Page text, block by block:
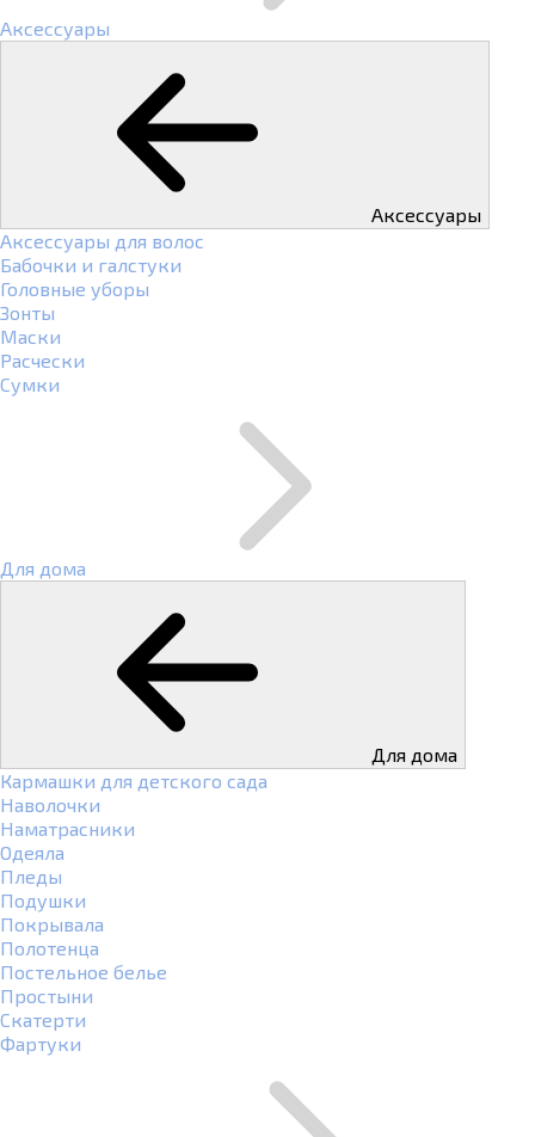
Аксессуары
Аксессуары
Аксессуары для волос
Бабочки и галстуки
Головные уборы
Зонты
Маски
Расчески
Сумки
Для дома
Для дома
Кармашки для детского сада
Наволочки
Наматрасники
Одеяла
Пледы
Подушки
Покрывала
Полотенца
Постельное белье
Простыни
Скатерти
Фартуки